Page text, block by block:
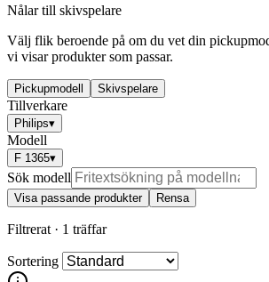
Nålar till skivspelare
Välj flik beroende på om du vet din
vi visar produkter som passar.
Pickupmodell Skivspelare
Tillverkare
Philips▾
Modell
F 1365▾
Sök modell
Visa passande produkter Rensa
Filtrerat · 1 träffar
Sortering